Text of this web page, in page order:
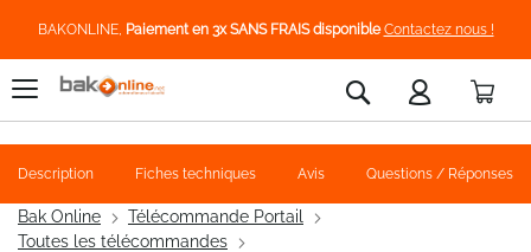
BAKONLINE, Paiement en 3x SANS FRAIS disponible Contactez nous !
Rechercher
Bak Online
Télécommande Portail
Toutes les télécommandes
Description Fiches techniques Avis Questions / Réponses